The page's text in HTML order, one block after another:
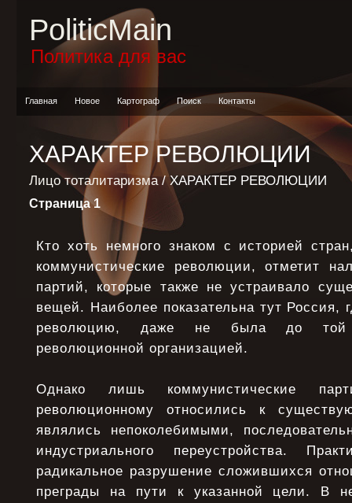
PoliticMain
Политика для вас
Главная Новое Картограф Поиск Контакты
ХАРАКТЕР РЕВОЛЮЦИИ
Лицо тоталитаризма/ ХАРАКТЕР РЕВОЛЮЦИИ
Страница 1
Кто хоть немного знаком с историей
коммунистические революции, отметит
партий, которые также не устраивало
вещей. Наиболее показательна тут Россия,
революцию, даже не была до той
революционной организацией.
Однако лишь коммунистические
революционному относились к
являлись непоколебимыми,
индустриального переустройства.
радикальное разрушение сложившихся
преграды на пути к указанной цели. В